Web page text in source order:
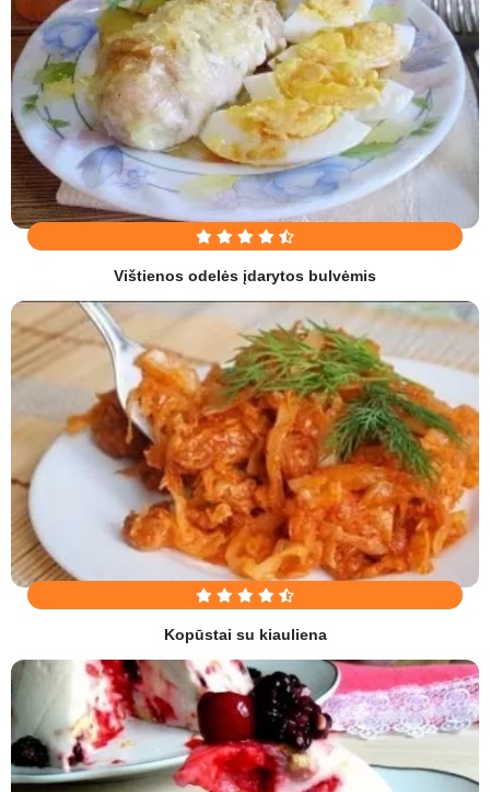
Vištienos odelės įdarytos bulvėmis
Kopūstai su kiauliena